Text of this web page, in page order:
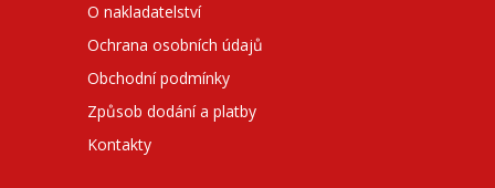
O nakladatelství
Ochrana osobních údajů
Obchodní podmínky
Způsob dodání a platby
Kontakty